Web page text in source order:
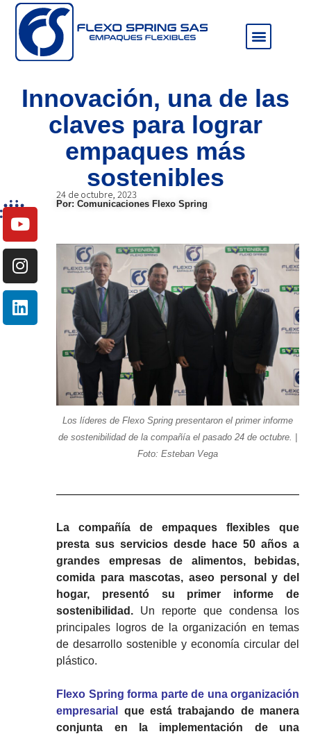
Innovación, una de las
claves para lograr
empaques más
sostenibles
Por: Comunicaciones Flexo Spring
24 de octubre, 2023
Los líderes de Flexo Spring presentaron el primer informe
de sostenibilidad de la compañía el pasado 24 de octubre. |
Foto: Esteban Vega
La compañía de empaques flexibles que
presta sus servicios desde hace 50 años a
grandes empresas de alimentos, bebidas,
comida para mascotas, aseo personal y del
hogar, presentó su primer informe de
sostenibilidad. Un reporte que condensa los
principales logros de la organización en temas
de desarrollo sostenible y economía circular del
plástico.
Flexo Spring forma parte de una organización
empresarial
que está trabajando de manera
conjunta en la implementación de una